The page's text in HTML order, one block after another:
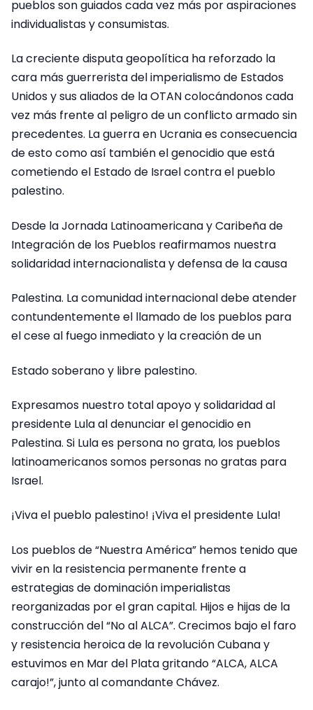
pueblos son guiados cada vez más por aspiraciones
individualistas y consumistas.
La creciente disputa geopolítica ha reforzado la
cara más guerrerista del imperialismo de Estados
Unidos y sus aliados de la OTAN colocándonos cada
vez más frente al peligro de un conflicto armado sin
precedentes. La guerra en Ucrania es consecuencia
de esto como así también el genocidio que está
cometiendo el Estado de Israel contra el pueblo
palestino.
Desde la Jornada Latinoamericana y Caribeña de
Integración de los Pueblos reafirmamos nuestra
solidaridad internacionalista y defensa de la causa
Palestina. La comunidad internacional debe atender
contundentemente el llamado de los pueblos para
el cese al fuego inmediato y la creación de un
Estado soberano y libre palestino.
Expresamos nuestro total apoyo y solidaridad al
presidente Lula al denunciar el genocidio en
Palestina. Si Lula es persona no grata, los pueblos
latinoamericanos somos personas no gratas para
Israel.
¡Viva el pueblo palestino! ¡Viva el presidente Lula!
Los pueblos de “Nuestra América” hemos tenido que
vivir en la resistencia permanente frente a
estrategias de dominación imperialistas
reorganizadas por el gran capital. Hijos e hijas de la
construcción del “No al ALCA”. Crecimos bajo el faro
y resistencia heroica de la revolución Cubana y
estuvimos en Mar del Plata gritando “ALCA, ALCA
carajo!”, junto al comandante Chávez.